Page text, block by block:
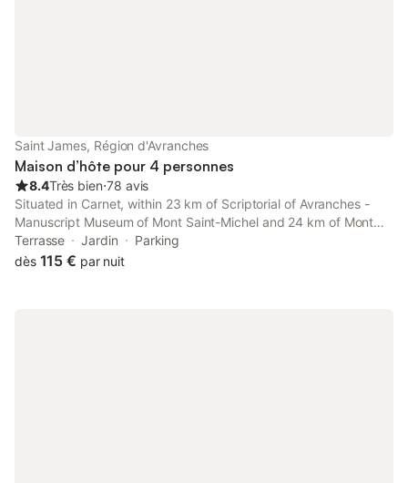
Saint James, Région d'Avranches
Maison d’hôte pour 4 personnes
8.4Très bien⋅78 avis
Situated in Carnet, within 23 km of Scriptorial of Avranches -
Manuscript Museum of Mont Saint-Michel and 24 km of Mont
Saint Michel Abbey, B&B La Gautraie features accommodation
with a garden as well as free private parking for guests who
Terrasse Jardin
Parking
dès 115 € par nuit